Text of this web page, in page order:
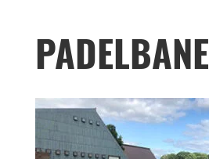
PADELBANE